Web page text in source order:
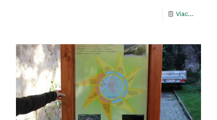
Viac...
NPR
Kobyla